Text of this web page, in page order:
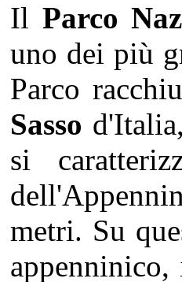
Il Parco
uno dei più
Parco
Sasso
si
metri. Su
appenninico,